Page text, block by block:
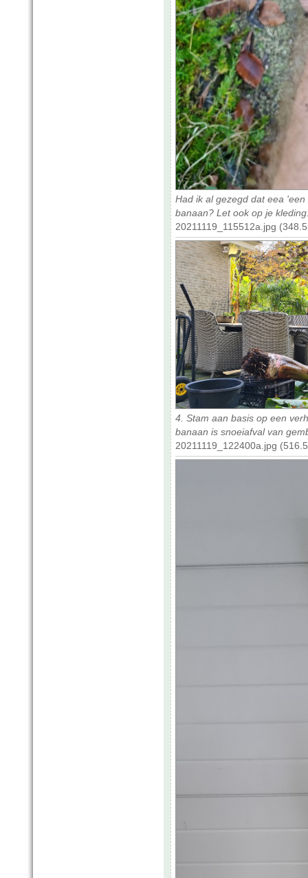
Had ik al gezegd dat eea
banaan? Let ook op je
20211119_115512a.jpg
4. Stam aan basis op een
banaan is snoeiafval van
20211119_122400a.jpg